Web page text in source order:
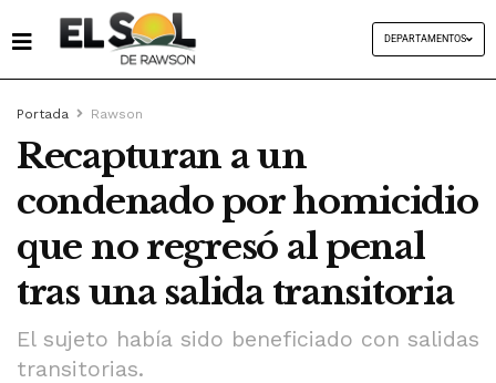
DEPARTAMENTOS
Portada Rawson
Recapturan a un
condenado por homicidio
que no regresó al penal
tras una salida transitoria
El sujeto había sido beneficiado con salidas
transitorias.